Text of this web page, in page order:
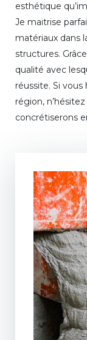
esthétique
Je maitrise
matériaux dans
structures.
qualité avec
réussite. Si
région,
concrétiserons